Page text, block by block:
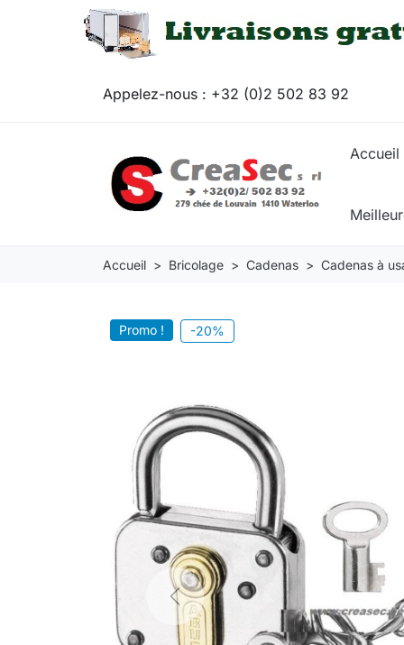
Appelez-nous : +32 (0)2 502 83 92
Accueil
Accueil Bricolage Cadenas Cadenas à
Promo ! -20%
Previous